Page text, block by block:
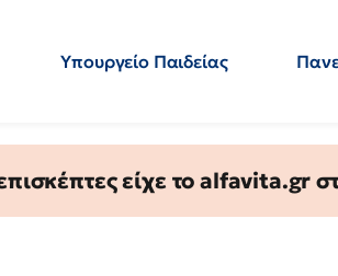
Υπουργείο Παιδείας
είχε το alfavita.gr